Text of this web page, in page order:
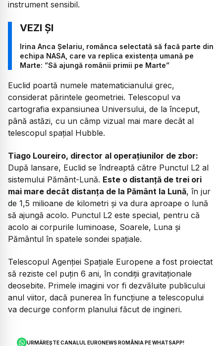
instrument sensibil.
Irina Anca Șelariu, românca selectată să facă parte din
echipa NASA, care va replica existența umană pe
Marte: ”Să ajungă românii primii pe Marte”
Euclid poartă numele matematicianului grec,
considerat părintele geometriei. Telescopul va
cartografia expansiunea Universului, de la început,
până astăzi, cu un câmp vizual mai mare decât al
telescopul spațial Hubble.
Tiago Loureiro, director al operațiunilor de zbor:
După lansare, Euclid se îndreaptă către Punctul L2 al
sistemului Pământ-Lună. Este o distanță de trei ori
mai mare decât distanța de la Pământ la Lună, în jur
de 1,5 milioane de kilometri și va dura aproape o lună
să ajungă acolo. Punctul L2 este special, pentru că
acolo ai corpurile luminoase, Soarele, Luna și
Pământul în spatele sondei spațiale.
Telescopul Agenției Spațiale Europene a fost proiectat
să reziste cel puțin 6 ani, în condiții gravitaționale
deosebite. Primele imagini vor fi dezvăluite publicului
anul viitor, dacă punerea în funcțiune a telescopului
va decurge conform planului făcut de ingineri.
URMĂREȘTE CANALUL EURONEWS ROMÂNIA PE WHATSAPP!